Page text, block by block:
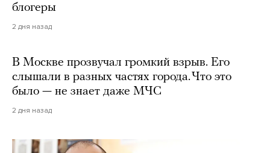
блогеры
2 дня назад
В Москве прозвучал громкий взрыв. Его
слышали в разных частях города. Что это
было — не знает даже МЧС
2 дня назад